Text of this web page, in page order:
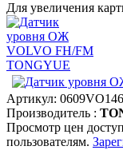
Для увеличения
Артикул:
Производитель :
Просмотр цен
пользователям.